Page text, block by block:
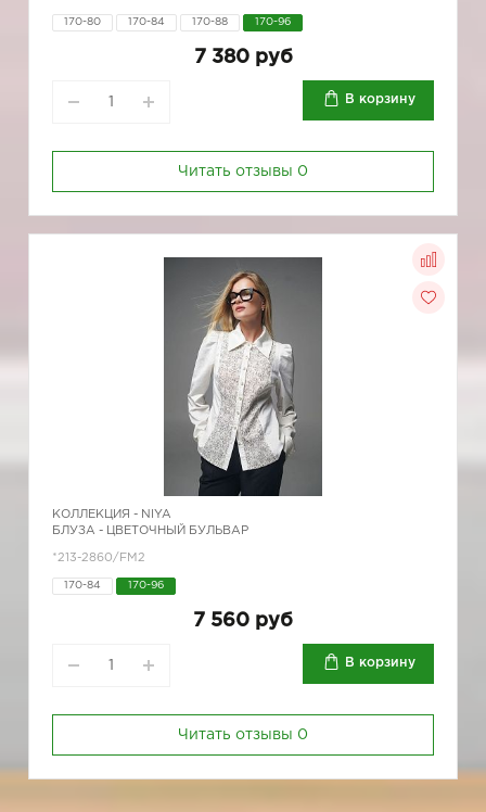
170-80 170-84 170-88 170-96
7 380 руб
В корзину
Читать отзывы 0
КОЛЛЕКЦИЯ - NIYA
БЛУЗА - ЦВЕТОЧНЫЙ БУЛЬВАР
*213-2860/FM2
170-84 170-96
7 560 руб
В корзину
Читать отзывы 0